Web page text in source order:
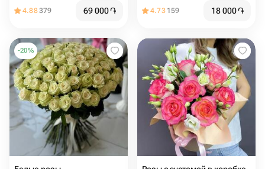
4.88379 69 000֏ 4.73 159 18 000֏
-20%